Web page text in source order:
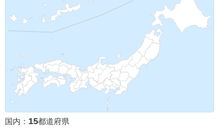
国内： 15都道府県